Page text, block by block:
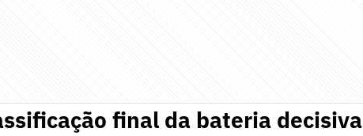
final da bateria decisiva